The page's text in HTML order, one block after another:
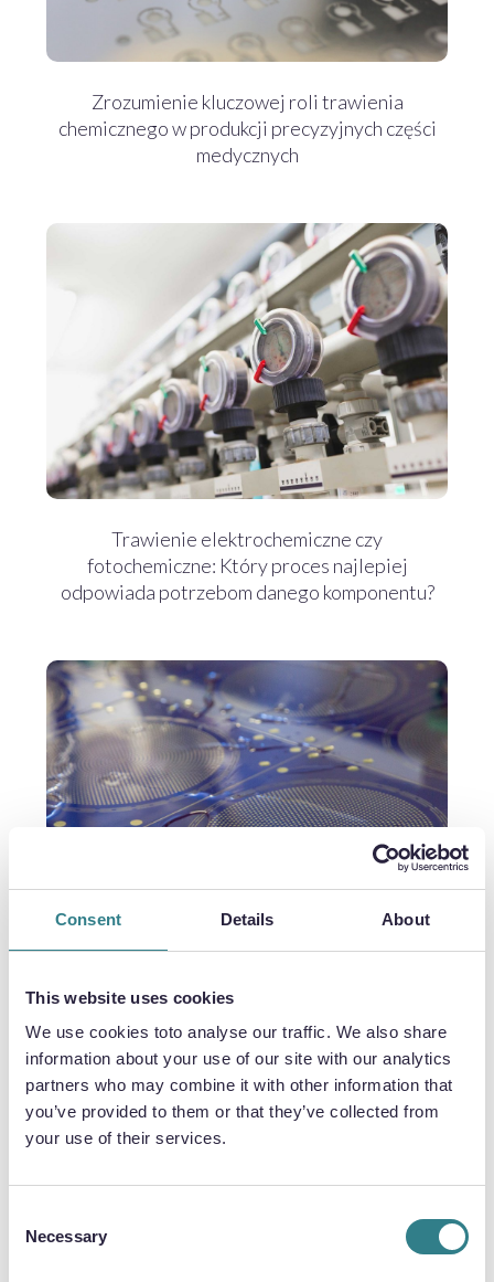
Consent Details About
This website uses cookies
We use cookies toto analyse our traffic. We also share
information about your use of our site with our analytics
partners who may combine it with other information that
you’ve provided to them or that they’ve collected from
your use of their services.
Selection
Necessary
Zrozumienie kluczowej roli trawienia
chemicznego w produkcji precyzyjnych części
medycznych
Trawienie elektrochemiczne czy
fotochemiczne: Który proces najlepiej
odpowiada potrzebom danego komponentu?
poprzez wytrawianie fotochemiczne